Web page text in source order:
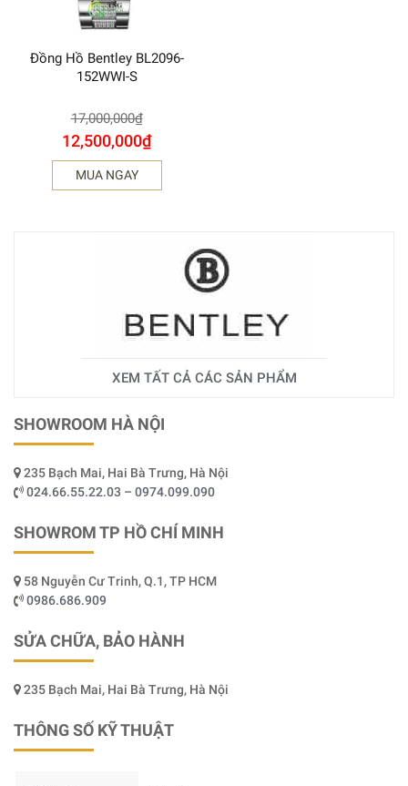
Đồng Hồ Bentley BL2096-
152WWI-S
17,000,000₫
12,500,000₫
MUA NGAY
XEM TẤT CẢ CÁC SẢN PHẨM
SHOWROOM HÀ NỘI
235 Bạch Mai, Hai Bà Trưng, Hà Nội
024.66.55.22.03 – 0974.099.090
SHOWROM TP HỒ CHÍ MINH
58 Nguyễn Cư Trinh, Q.1, TP HCM
0986.686.909
SỬA CHỮA, BẢO HÀNH
235 Bạch Mai, Hai Bà Trưng, Hà Nội
THÔNG SỐ KỸ THUẬT